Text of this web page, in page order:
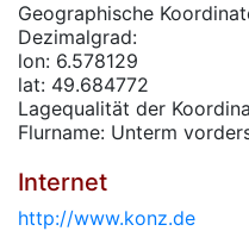
Geographische
Dezimalgrad:
lon: 6.578129
lat: 49.684772
Lagequalität der
Flurname: Unterm
Internet
http://www.konz.de